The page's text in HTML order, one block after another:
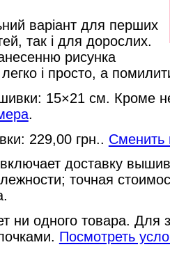
варіант для перших
так і для дорослих.
рисунка
і просто, а
15×21 см. Кроме
.
229,00 грн.. Сменить
доставку
точная
ни одного товара. Для
Посмотреть